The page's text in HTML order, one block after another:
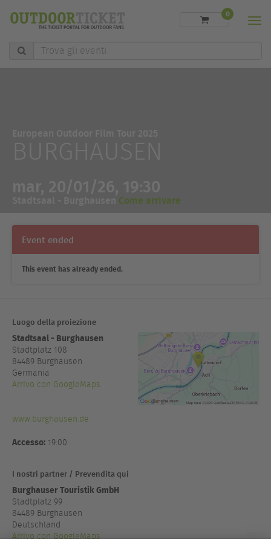
Trova
0
Come arrivare
Event ended
This event has already ended.
Luogo della proiezione
Stadtsaal - Burghausen
Stadtplatz 108
84489 Burghausen
Germania
Arrivo con GoogleMaps
www.burghausen.de
Accesso: 19:00
I nostri partner / Prevendita qui
Burghauser Touristik GmbH
Stadtplatz 99
84489 Burghausen
Deutschland
Arrivo con GoogleMaps